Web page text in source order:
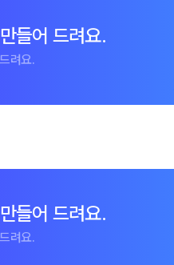
들어 드려요.
려요.
들어 드려요.
려요.